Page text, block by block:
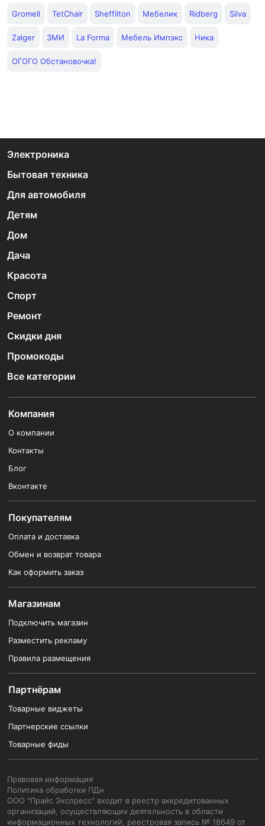
Gromell TetChair Sheffilton Мебелик Ridberg Silva
Zalger ЗМИ La Forma Мебель Импэкс Ника
ОГОГО Обстановочка!
Электроника
Бытовая техника
Для автомобиля
Детям
Дом
Дача
Красота
Спорт
Ремонт
Скидки дня
Промокоды
Все категории
Компания
О компании
Контакты
Блог
Вконтакте
Покупателям
Оплата и доставка
Обмен и возврат товара
Как оформить заказ
Магазинам
Подключить магазин
Разместить рекламу
Правила размещения
Партнёрам
Товарные виджеты
Партнерские ссылки
Товарные фиды
Правовая информация
Политика обработки ПДн
ООО "Прайс Экспресс" входит в реестр аккредитованных
организаций, осуществляющих деятельность в области
информационных технологий, реестровая запись № 18649 от